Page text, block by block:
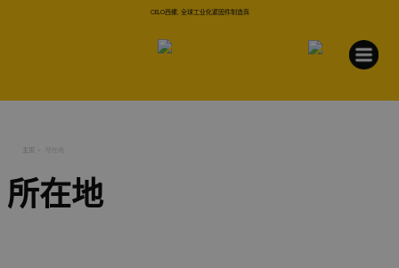
CELO西螺, 全球工业化紧固件制造商
主页
所在地